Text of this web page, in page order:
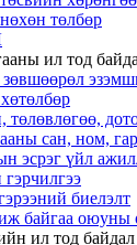
төлбөр
ил тод
зөвшөөрөл
төлөвлөгөө,
сан, ном,
эсрэг үйл
биелэлт
байгаа оюуны
ил тод байдал